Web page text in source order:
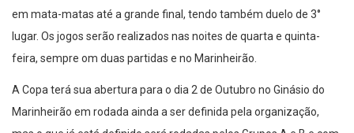
em mata-matas até a grande final, tendo também duelo de 3°
lugar. Os jogos serão realizados nas noites de quarta e quinta-
feira, sempre om duas partidas e no Marinheirão.
A Copa terá sua abertura para o dia 2 de Outubro no Ginásio do
Marinheirão em rodada ainda a ser definida pela organização,